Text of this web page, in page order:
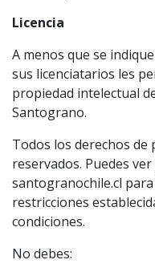
Licencia
A menos que se
sus licenciatarios les
propiedad intelectual
Santograno.
Todos los derechos
reservados. Puedes
santogranochile.cl
restricciones
condiciones.
No debes: